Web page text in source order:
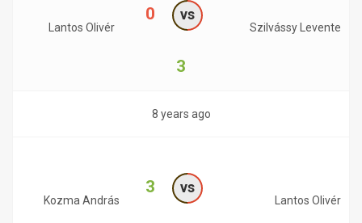
Lantos Olivér
0 vs
3
Szilvássy Levente
8 years ago
Kozma András
3 vs
Lantos Olivér